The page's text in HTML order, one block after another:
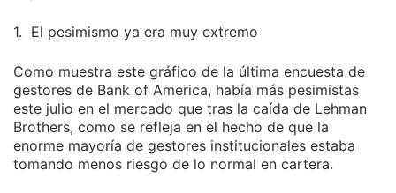
1. El pesimismo ya era muy extremo
Como muestra este gráfico de la última encuesta de
gestores de Bank of America, había más pesimistas
este julio en el mercado que tras la caída de Lehman
Brothers, como se refleja en el hecho de que la
enorme mayoría de gestores institucionales estaba
tomando menos riesgo de lo normal en cartera.